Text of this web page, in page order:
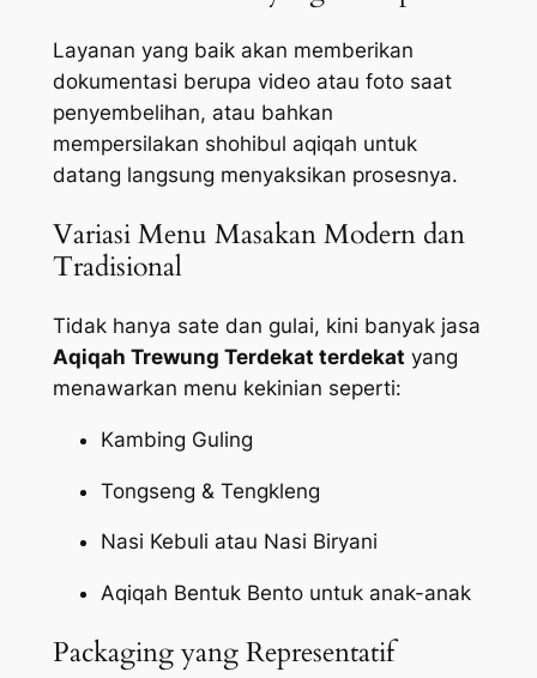
Layanan yang baik akan memberikan
dokumentasi berupa video atau foto saat
penyembelihan, atau bahkan
mempersilakan shohibul aqiqah untuk
datang langsung menyaksikan prosesnya.
Variasi Menu Masakan Modern dan
Tradisional
Tidak hanya sate dan gulai, kini banyak jasa
Aqiqah Trewung Terdekat terdekat yang
menawarkan menu kekinian seperti:
Kambing Guling
Tongseng & Tengkleng
Nasi Kebuli atau Nasi Biryani
Aqiqah Bentuk Bento untuk anak-anak
Packaging yang Representatif